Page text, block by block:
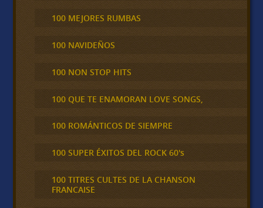
100 MEJORES RUMBAS
100 NAVIDEÑOS
100 NON STOP HITS
100 QUE TE ENAMORAN LOVE SONGS,
100 ROMÁNTICOS DE SIEMPRE
100 SUPER ÉXITOS DEL ROCK 60's
100 TITRES CULTES DE LA CHANSON
FRANCAISE